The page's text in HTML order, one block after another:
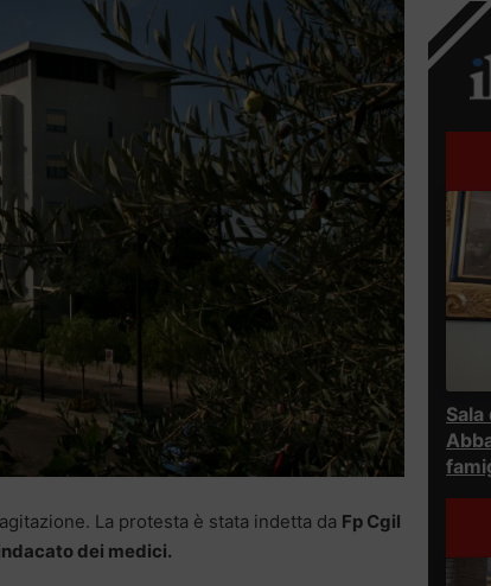
La protesta è stata indetta da Fp Cgil
dei medici.